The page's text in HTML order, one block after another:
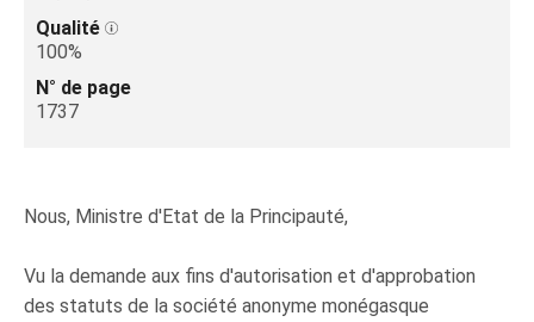
Qualité
100%
N° de page
1737
Nous, Ministre d'Etat de la Principauté,
Vu la demande aux fins d'autorisation et d'approbation
des statuts de la société anonyme monégasque